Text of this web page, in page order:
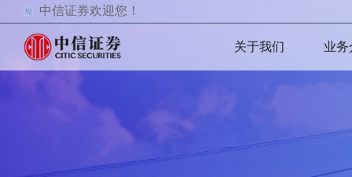
中信证券欢迎您！
关于我们 业务